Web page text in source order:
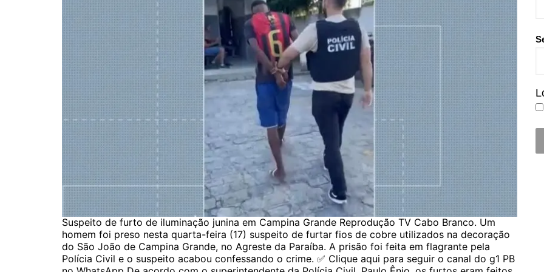
Suspeito de furto de iluminação junina em Campina Grande Reprodução TV Cabo Branco. Um
homem foi preso nesta quarta-feira (17) suspeito de furtar fios de cobre utilizados na decoração
do São João de Campina Grande, no Agreste da Paraíba. A prisão foi feita em flagrante pela
Polícia Civil e o suspeito acabou confessando o crime. ✅ Clique aqui para seguir o canal do g1 PB